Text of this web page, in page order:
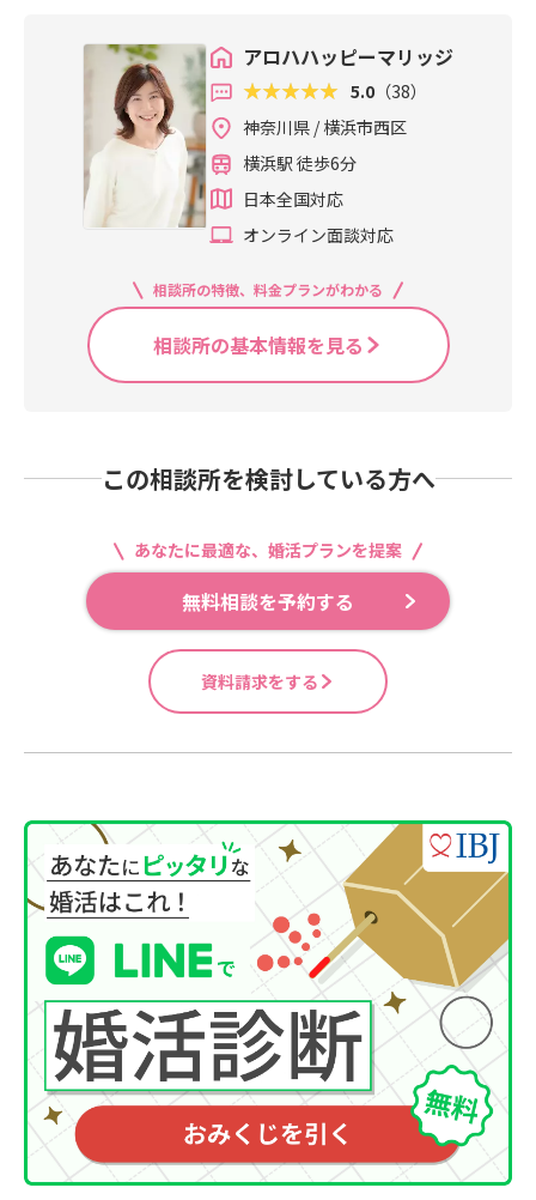
アロハハッピーマリッジ
5.0 （38）
神奈川県 / 横浜市西区
横浜駅 徒歩6分
日本全国対応
オンライン面談対応
相談所の特徴、料金プランがわかる
相談所の基本情報を見る
この相談所を検討している方へ
あなたに最適な、婚活プランを提案
無料相談を予約する
資料請求をする